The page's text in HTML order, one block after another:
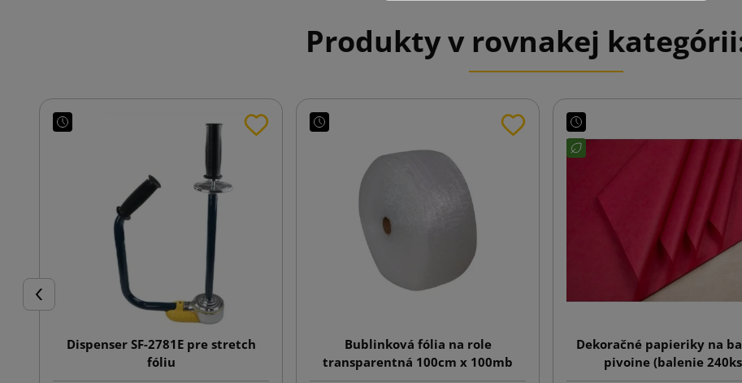
Produkty v rovnakej
Späť
Dispenser SF-2781E pre stretch
fóliu
Bublinková fólia na role
transparentná 100cm x 100mb
Dekoračné papieriky na
pivoine (balenie